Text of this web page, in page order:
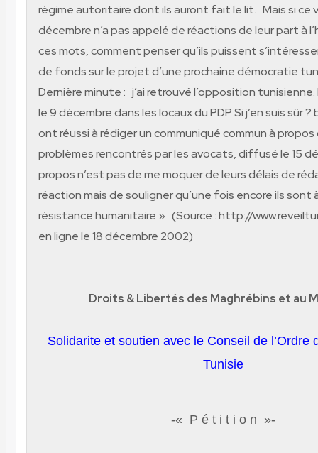
régime autoritaire dont ils auront fait le lit. Mais si ce
décembre n’a pas appelé de réactions de leur part à
ces mots, comment penser qu’ils puissent
de fonds sur le projet d’une prochaine démocratie
Dernière minute : j’ai retrouvé l’opposition tunisienne.
le 9 décembre dans les locaux du PDP. Si j’en suis sûr
ont réussi à rédiger un communiqué commun à
problèmes rencontrés par les avocats, diffusé le 15
propos n’est pas de me moquer de leurs délais de
réaction mais de souligner qu’une fois encore ils sont
résistance humanitaire » (Source : http://
en ligne le 18 décembre 2002)
Droits & Libertés des Maghrébins et au
Solidarite et soutien avec le Conseil de l’Ordre
Tunisie
-« P é t i t i o n »-